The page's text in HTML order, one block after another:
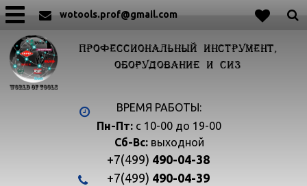
wotools.prof@gmail.com
ПРОФЕССИОНАЛЬНЫЙ ИНСТРУМЕНТ,
ОБОРУДОВАНИЕ И СИЗ
ВРЕМЯ РАБОТЫ:
Пн-Пт: с 10-00 до 19-00
Сб-Вс:выходной
+7(499) 490-04-38
+7(499) 490-04-39